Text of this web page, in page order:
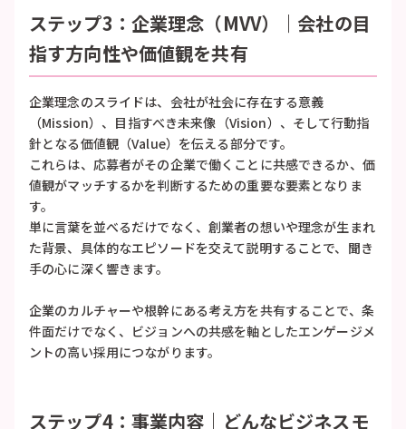
ステップ3：企業理念（MVV）｜会社の目
指す方向性や価値観を共有
企業理念のスライドは、会社が社会に存在する意義
（Mission）、目指すべき未来像（Vision）、そして行動指
針となる価値観（Value）を伝える部分です。
これらは、応募者がその企業で働くことに共感できるか、価
値観がマッチするかを判断するための重要な要素となりま
す。
単に言葉を並べるだけでなく、創業者の想いや理念が生まれ
た背景、具体的なエピソードを交えて説明することで、聞き
手の心に深く響きます。
企業のカルチャーや根幹にある考え方を共有することで、条
件面だけでなく、ビジョンへの共感を軸としたエンゲージメ
ントの高い採用につながります。
ステップ4：事業内容｜どんなビジネスモ